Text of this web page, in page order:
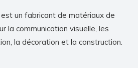
un fabricant de matériaux de
la communication visuelle, les
la décoration et la construction.